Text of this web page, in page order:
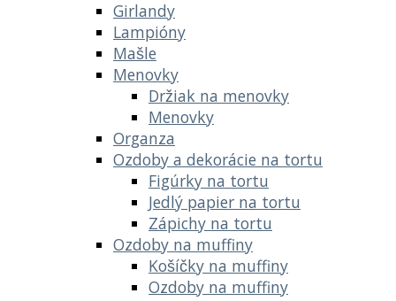
Girlandy
Lampióny
Mašle
Menovky
Držiak na menovky
Menovky
Organza
Ozdoby a dekorácie na tortu
Figúrky na tortu
Jedlý papier na tortu
Zápichy na tortu
Ozdoby na muffiny
Košíčky na muffiny
Ozdoby na muffiny